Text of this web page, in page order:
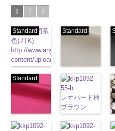
1 2 3
生地同系
色(-/TK)
http://www.anys.co.jp/wp-
content/uploads/2013/04/jpg
- 生地同系色
無地 ポリエ
ステル100％
CHARALIST、
DOLCELABY、
FairyRose、
Standard
(221/OT)
http://
content/uploads/
221 ベージュ
ステル100％
Standard
(777/OT)
Standard
レオパード柄
ブラウン
(KKP1092-
55-B/UN)